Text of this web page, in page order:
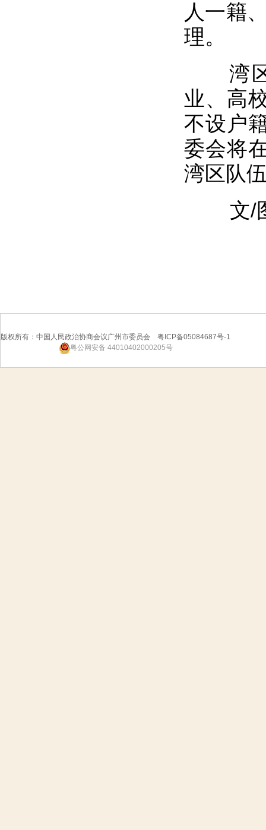
人一籍
理。
湾区
业、高
不设户
委会将
湾区队
文/
版权所有：中国人民政治协商会议广州市委员会 粤ICP备05084687号-1
粤公网安备 44010402000205号